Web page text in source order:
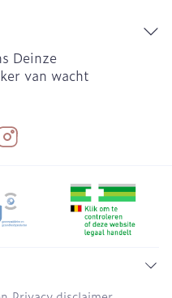
Deinze
van wacht